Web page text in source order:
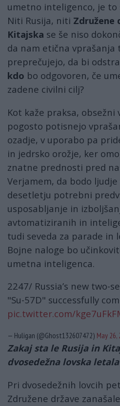
umetno inteligenco, je to
Niti Rusija, niti Združene
Kitajska se še niso
da nam etična vprašanja
preprečujejo, da bi
kdo bo odgovoren, če
zadene civilni cilj?
Kot kaže praksa, obsežni
pogosto potisnejo
ozadje, v uporabo pa
in jedrsko orožje, ker
znatne prednosti pred
Verjamem, da bodo
desetletju potrebni
usposabljanje in
avtomatiziranih in
tudi seveda za parade in
Bojne naloge bo
umetna inteligenca.
2247/ Russia’s new two-
"Su-57D" successfully
pic.twitter.com/
— Huligan (@Ghost132607472) May 26,
Zakaj sta le Rusija in
dvosedežna lovska
Pri dvosedežnih lovcih
Združene države